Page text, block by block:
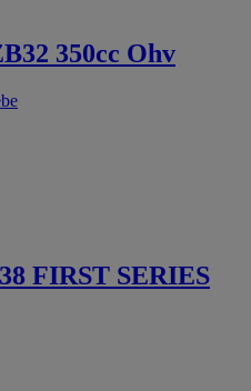
350cc Ohv
FIRST SERIES